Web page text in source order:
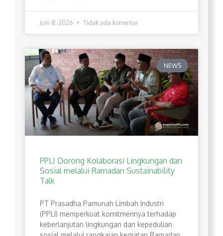
Juni 8, 2026 Tidak ada komentar
NEWS
PPLI Dorong Kolaborasi Lingkungan dan
Sosial melalui Ramadan Sustainability
Talk
PT Prasadha Pamunah Limbah Industri
(PPLI) memperkuat komitmennya terhadap
keberlanjutan lingkungan dan kepedulian